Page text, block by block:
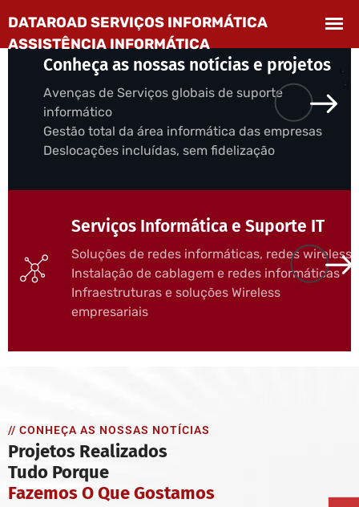
Conheça as nossas notícias e projetos
Avenças de Serviços globais de suporte
informático
Gestão total da área informática das empresas
Deslocações incluídas, sem fidelização
Serviços Informática e Suporte IT
Soluções de redes informáticas, redes wireless
Instalação de cablagem e redes informáticas
Infraestruturas e soluções Wireless
empresariais
// CONHEÇA AS NOSSAS NOTÍCIAS
Projetos Realizados
Tudo Porque
Fazemos O Que Gostamos